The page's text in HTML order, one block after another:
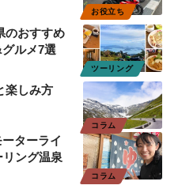
お役立ち
ツーリング
のおすすめ
ルメ7選
コラム
楽しみ方
コラム
ターライ
ング温泉